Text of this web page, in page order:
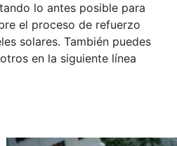
lo antes posible para
el proceso de refuerzo
solares. También puedes
en la siguiente línea